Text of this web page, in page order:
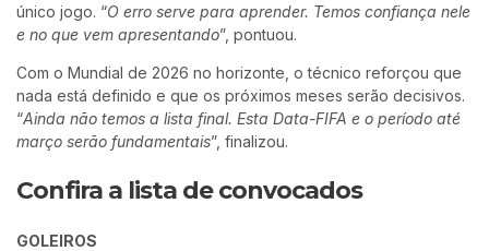
único jogo. “O erro serve para aprender. Temos confiança nele
e no que vem apresentando”, pontuou.
Com o Mundial de 2026 no horizonte, o técnico reforçou que
nada está definido e que os próximos meses serão decisivos.
“Ainda não temos a lista final. Esta Data-FIFA e o período até
março serão fundamentais”, finalizou.
Confira a lista de convocados
GOLEIROS